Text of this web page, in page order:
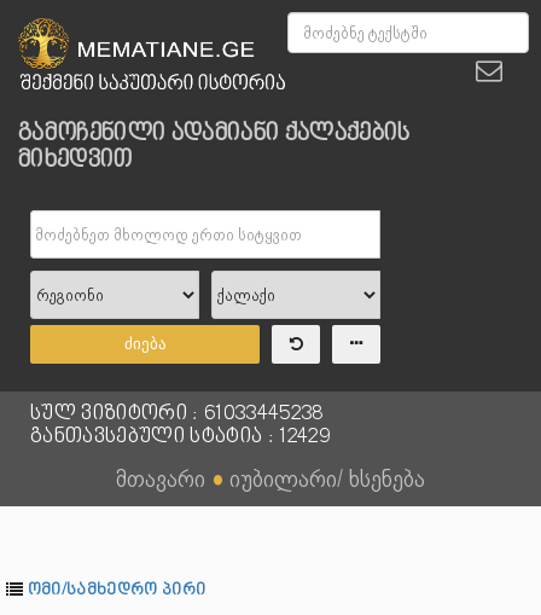
გამოჩენილი ადამიანი ქალაქების
მიხედვით
ძიება
სულ ვიზიტორი : 61033445238
განთავსებული სტატია : 12429
მთავარი ● იუბილარი/ ხსენება
ომი/სამხედრო პირი